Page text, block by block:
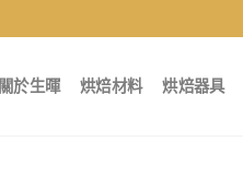
關於生暉 烘焙材料 烘焙器具